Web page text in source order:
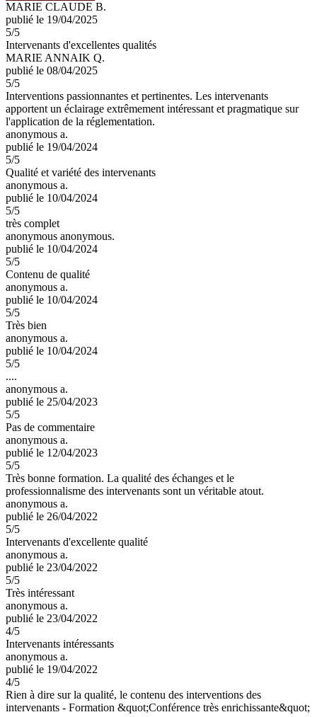
MARIE CLAUDE B.
publié le 19/04/2025
5/5
Intervenants d'excellentes qualités
MARIE ANNAIK Q.
publié le 08/04/2025
5/5
Interventions passionnantes et pertinentes. Les intervenants
apportent un éclairage extrêmement intéressant et pragmatique sur
l'application de la réglementation.
anonymous a.
publié le 19/04/2024
5/5
Qualité et variété des intervenants
anonymous a.
publié le 10/04/2024
5/5
très complet
anonymous anonymous.
publié le 10/04/2024
5/5
Contenu de qualité
anonymous a.
publié le 10/04/2024
5/5
Très bien
anonymous a.
publié le 10/04/2024
5/5
....
anonymous a.
publié le 25/04/2023
5/5
Pas de commentaire
anonymous a.
publié le 12/04/2023
5/5
Très bonne formation. La qualité des échanges et le
professionnalisme des intervenants sont un véritable atout.
anonymous a.
publié le 26/04/2022
5/5
Intervenants d'excellente qualité
anonymous a.
publié le 23/04/2022
5/5
Très intéressant
anonymous a.
publié le 23/04/2022
4/5
Intervenants intéressants
anonymous a.
publié le 19/04/2022
4/5
Rien à dire sur la qualité, le contenu des interventions des
intervenants - Formation &quot;Conférence très enrichissante&quot;